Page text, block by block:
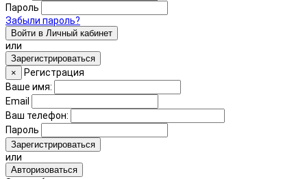
Пароль
Забыли пароль?
Войти в Личный кабинет
или
Зарегистрироваться
×
Регистрация
Ваше имя:
Email
Ваш телефон:
Пароль
Зарегистрироваться
или
Авторизоваться